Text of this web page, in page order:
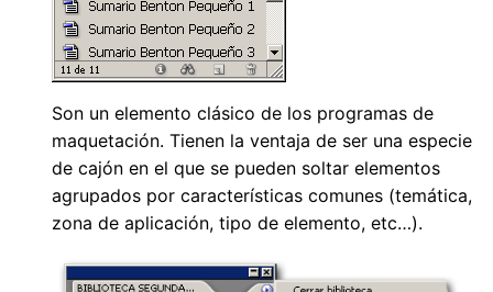
Son un elemento clásico de los programas de
maquetación. Tienen la ventaja de ser una especie
de cajón en el que se pueden soltar elementos
agrupados por características comunes (temática,
zona de aplicación, tipo de elemento, etc…).